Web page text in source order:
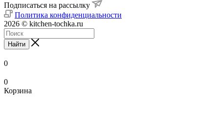
Подписаться на рассылку
Политика конфиденциальности
2026 © kitchen-tochka.ru
Найти
0
0
Корзина